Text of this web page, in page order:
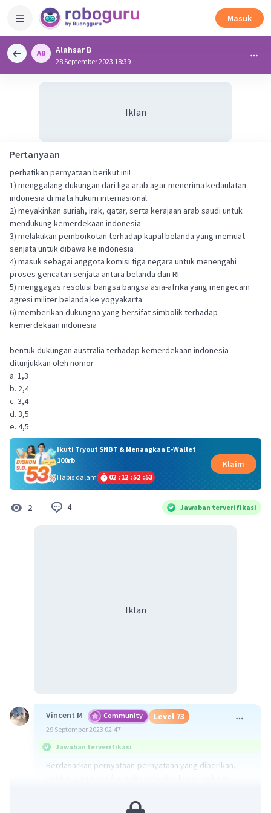
Masuk
Alahsar B
28 September 2023 18:39
Iklan
Pertanyaan
perhatikan pernyataan berikut ini!
1) menggalang dukungan dari liga arab agar menerima kedaulatan
indonesia di mata hukum internasional.
2) meyakinkan suriah, irak, qatar, serta kerajaan arab saudi untuk
mendukung kemerdekaan indonesia
3) melakukan pemboikotan terhadap kapal belanda yang memuat
senjata untuk dibawa ke indonesia
4) masuk sebagai anggota komisi tiga negara untuk menengahi
proses gencatan senjata antara belanda dan RI
5) menggagas resolusi bangsa bangsa asia-afrika yang mengecam
agresi militer belanda ke yogyakarta
6) memberikan dukungna yang bersifat simbolik terhadap
kemerdekaan indonesia
bentuk dukungan australia terhadap kemerdekaan indonesia
ditunjukkan oleh nomor
a. 1,3
b. 2,4
c. 3,4
d. 3,5
e. 4,5
Ikuti Tryout SNBT & Menangkan E-Wallet
100rb
Habis dalam
02 :12 :52 :52
Klaim
2 4 Jawaban terverifikasi
Iklan
Vincent M Community Level 73
29 September 2023 02:47
Jawaban terverifikasi
Berdasarkan pernyataan-pernyataan yang diberikan,